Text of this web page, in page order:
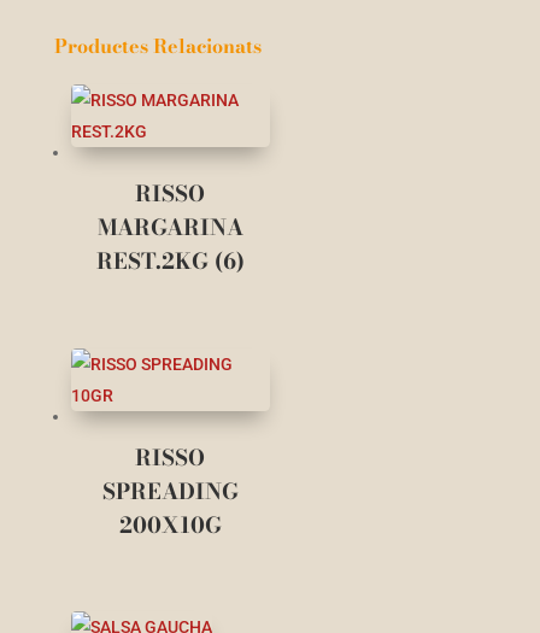
Productes Relacionats
RISSO
MARGARINA
REST.2KG (6)
RISSO
SPREADING
200X10G